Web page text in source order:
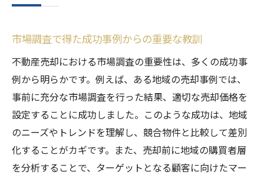
市場調査で得た成功事例からの重要な教訓
不動産売却における市場調査の重要性は、多くの成功事
例から明らかです。例えば、ある地域の売却事例では、
事前に充分な市場調査を行った結果、適切な売却価格を
設定することに成功しました。このような成功は、地域
のニーズやトレンドを理解し、競合物件と比較して差別
化することがカギです。また、売却前に地域の購買者層
を分析することで、ターゲットとなる顧客に向けたマー